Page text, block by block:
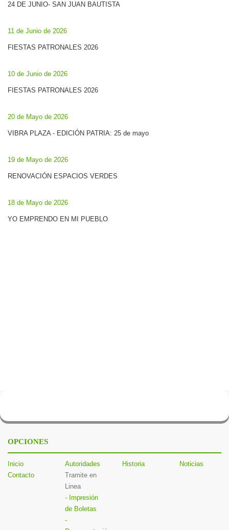
24 DE JUNIO- SAN JUAN BAUTISTA
11 de Junio de 2026
FIESTAS PATRONALES 2026
10 de Junio de 2026
FIESTAS PATRONALES 2026
20 de Mayo de 2026
VIBRA PLAZA - EDICIÓN PATRIA: 25 de mayo
19 de Mayo de 2026
RENOVACIÓN ESPACIOS VERDES
18 de Mayo de 2026
YO EMPRENDO EN MI PUEBLO
OPCIONES
Inicio Autoridades Historia
Noticias
Contacto
Tramite en
Linea
- Impresión
de Boletas
-